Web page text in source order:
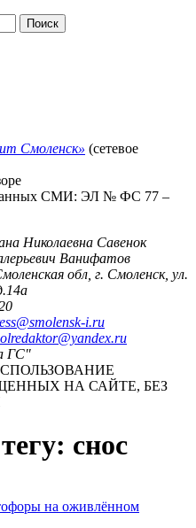
Смоленск» (сетевое
СМИ: ЭЛ № ФС 77 –
Николаевна Савенок
Ванифатов
обл, г. Смоленск, ул.
i.ru
ГС"
НА САЙТЕ, БЕЗ
снос
на оживлённом